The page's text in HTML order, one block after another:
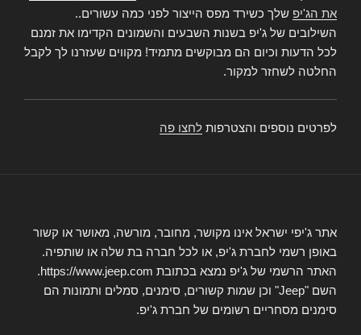
את הג'יפ שלך כשירד מפס הייצור לפני כמה עשורים..
השילובים של ג'יפ בשנות השבעים והשמונים הקדימו את זמנם
לכל הדעות וכיום הם מבוקשים מתמיד! מקווים שעזרנו לך לקבל
החלטה לשחזר למקור.
לפרטים נוספים והצטרפות לחצו פה
אתר ג'יפי ישראל אינו מקושר, מחובר, מורשה, מאושר או קשור
באופן רשמי לחברת ג'יפ, או לכל חברה בת שלה או שותפיה.
האתר הרשמי של ג'יפ נמצא בכתובת https://www.jeep.com.
השם "Jeep" וכן שמות קשורים, סימנים, סמלים ותמונות הם
סימנים מסחריים רשומים של חברת ג'יפ.